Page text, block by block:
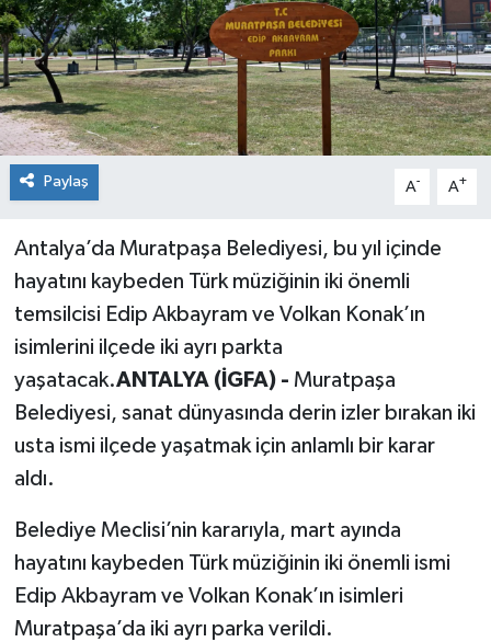
Paylaş A- A+
Antalya’da Muratpaşa Belediyesi, bu yıl içinde
hayatını kaybeden Türk müziğinin iki önemli
temsilcisi Edip Akbayram ve Volkan Konak’ın
isimlerini ilçede iki ayrı parkta
yaşatacak.ANTALYA (İGFA) - Muratpaşa
Belediyesi, sanat dünyasında derin izler bırakan iki
usta ismi ilçede yaşatmak için anlamlı bir karar
aldı.
Belediye Meclisi’nin kararıyla, mart ayında
hayatını kaybeden Türk müziğinin iki önemli ismi
Edip Akbayram ve Volkan Konak’ın isimleri
Muratpaşa’da iki ayrı parka verildi.
Siyaset
Spor